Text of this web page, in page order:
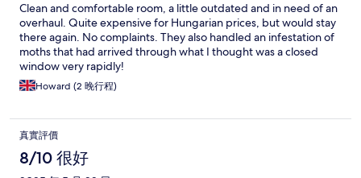
Clean and comfortable room, a little outdated and in need of an
overhaul. Quite expensive for Hungarian prices, but would stay
there again. No complaints. They also handled an infestation of
moths that had arrived through what I thought was a closed
window very rapidly!
Howard (2 晚行程)
真實評價
8/10 很好